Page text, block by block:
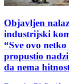
Objavljen
industrijski
“Sve ovo
propustio
da nema